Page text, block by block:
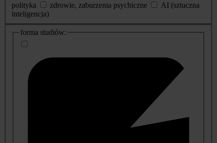
polityka
zdrowie, zaburzenia psychiczne
AI (sztuczna
inteligencja)
dodatkowe
informacje
forma studiów: